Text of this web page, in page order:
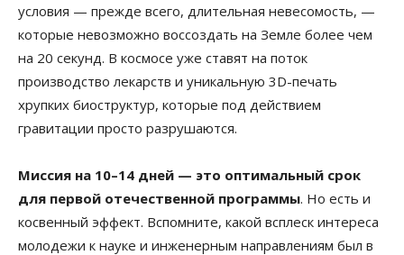
условия — прежде всего, длительная невесомость, —
которые невозможно воссоздать на Земле более чем
на 20 секунд. В космосе уже ставят на поток
производство лекарств и уникальную 3D-печать
хрупких биоструктур, которые под действием
гравитации просто разрушаются.
Миссия на 10–14 дней — это оптимальный срок
для первой отечественной программы. Но есть и
косвенный эффект. Вспомните, какой всплеск интереса
молодежи к науке и инженерным направлениям был в